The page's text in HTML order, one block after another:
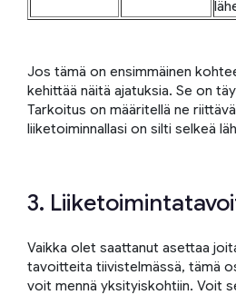
Jos tämä on ensimmäinen
kehittää näitä ajatuksia. Se on
Tarkoitus on määritellä ne
liiketoiminnallasi on silti selkeä
3.
Vaikka olet saattanut asettaa
tavoitteita tiivistelmässä, tämä
voit mennä yksityiskohtiin. Voit